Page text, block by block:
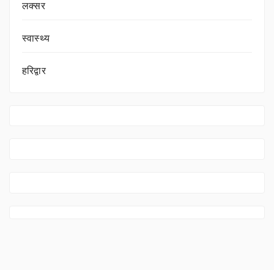
लक्सर
स्वास्थ्य
हरिद्वार